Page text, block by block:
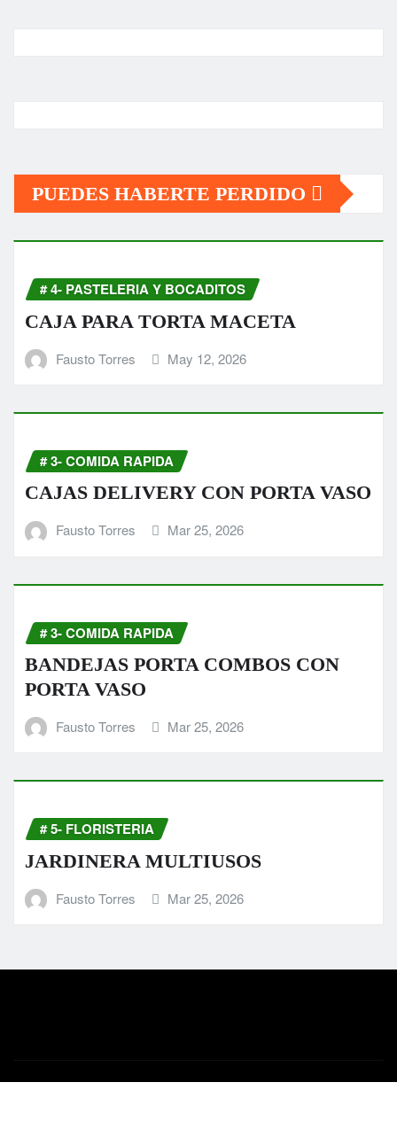
PUEDES HABERTE PERDIDO
# 4- PASTELERIA Y BOCADITOS
CAJA PARA TORTA MACETA
Fausto Torres May 12, 2026
# 3- COMIDA RAPIDA
CAJAS DELIVERY CON PORTA VASO
Fausto Torres Mar 25, 2026
# 3- COMIDA RAPIDA
BANDEJAS PORTA COMBOS CON
PORTA VASO
Fausto Torres Mar 25, 2026
# 5- FLORISTERIA
JARDINERA MULTIUSOS
Fausto Torres Mar 25, 2026